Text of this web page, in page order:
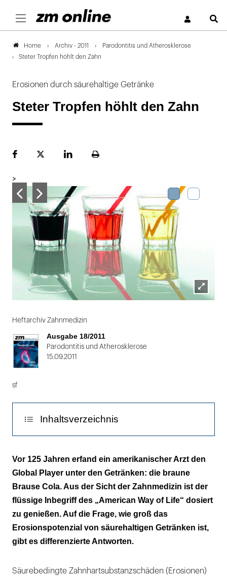
Home Archiv - 2011
Parodontitis und Atherosklerose
Steter Tropfen höhlt den Zahn
Erosionen durch säurehaltige Getränke
Steter Tropfen höhlt den Zahn
FacebookPlattformLinekdInSeite
>
Lightbox
1
von
2
Heftarchiv Zahnmedizin
Ausgabe 18/2011
Parodontitis und Atherosklerose
15.09.2011
sf
Inhaltsverzeichnis
Zahl und Stärke der Säureangriffe
entscheidend
Protektoren Reparatoren
Vor 125 Jahren erfand ein amerikanischer Arzt den
Global Player unter den Getränken: die braune
Brause Cola. Aus der Sicht der Zahnmedizin ist der
flüssige Inbegriff des „American Way of Life“ dosiert
zu genießen. Auf die Frage, wie groß das
Erosionspotenzial von säurehaltigen Getränken ist,
gibt es differenzierte Antworten.
Säurebedingte Zahnhartsubstanzschäden (Erosionen)